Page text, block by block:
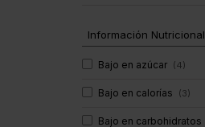
Soporte Muscular
Información Nutricional
Bajo en azúcar (4)
Bajo en calorías (3)
Bajo en carbohidratos